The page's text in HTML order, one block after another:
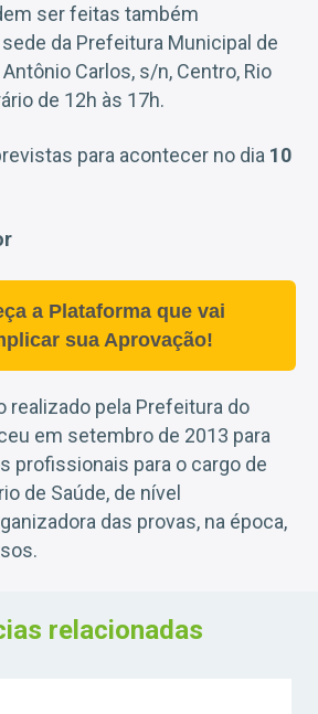
ser feitas também
da Prefeitura Municipal de
Antônio Carlos, s/n, Centro, Rio
de 12h às 17h.
para acontecer no dia 10
a Plataforma que vai
sua Aprovação!
realizado pela Prefeitura do
em setembro de 2013 para
profissionais para o cargo de
de Saúde, de nível
das provas, na época,
relacionadas